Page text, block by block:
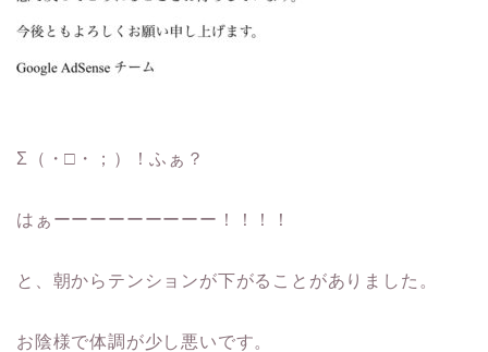
Σ（・□・；）！ふぁ？
はぁーーーーーーーーー！！！！
と、朝からテンションが下がることがありました。
お陰様で体調が少し悪いです。